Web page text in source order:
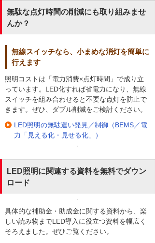
無駄な点灯時間の削減にも取り組みませ
んか？
無線スイッチなら、小まめな消灯を簡単に
行えます
照明コストは「電力消費×点灯時間」で成り立
っています。LED化すれば省電力になり、無線
スイッチを組み合わせると不要な点灯を防止で
きます。ぜひ、ダブル削減をご検討ください。
LED照明の無駄遣い発見／制御（BEMS／電
力「見える化・見せる化」）
LED照明に関連する資料を無料でダウン
ロード
具体的な補助金・助成金に関する資料から、楽
しい読み物までLED導入に役立つ資料を幅広く
そろえました。ぜひご覧ください。